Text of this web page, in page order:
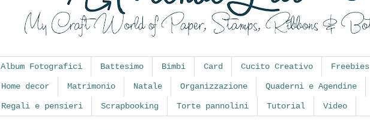
Album Fotografici Battesimo Bimbi Card Cucito Creativo Freebies
Home decor Matrimonio Natale Organizzazione Quaderni e Agendine
Regali e pensieri Scrapbooking Torte pannolini Tutorial Video